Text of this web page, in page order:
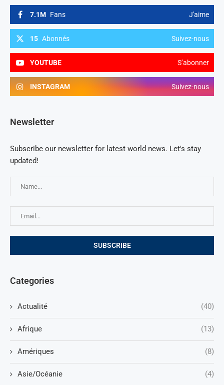
7.1M Fans J'aime
15 Abonnés Suivez-nous
YOUTUBE S’abonner
INSTAGRAM Suivez-nous
Newsletter
Subscribe our newsletter for latest world news. Let's stay
updated!
Categories
Actualité (40)
Afrique (13)
Amériques (8)
Asie/Océanie (4)